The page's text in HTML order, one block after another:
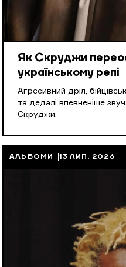
Як Скруджи
українському репі
Агресивний дріл,
та дедалі впевненіше
Скруджи.
АЛЬБОМИ 13 ЛИП, 2026